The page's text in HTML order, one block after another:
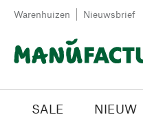
Passer au contenu
Warenhuizen Nieuwsbrief
SALE NIEUW